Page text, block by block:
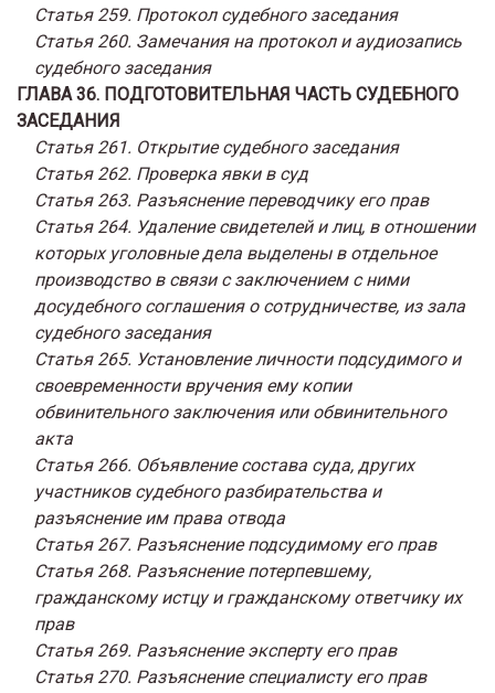
Статья 259. Протокол судебного заседания
Статья 260. Замечания на протокол и аудиозапись
судебного заседания
ГЛАВА 36. ПОДГОТОВИТЕЛЬНАЯ ЧАСТЬ СУДЕБНОГО
ЗАСЕДАНИЯ
Статья 261. Открытие судебного заседания
Статья 262. Проверка явки в суд
Статья 263. Разъяснение переводчику его прав
Статья 264. Удаление свидетелей и лиц, в отношении
которых уголовные дела выделены в отдельное
производство в связи с заключением с ними
досудебного соглашения о сотрудничестве, из зала
судебного заседания
Статья 265. Установление личности подсудимого и
своевременности вручения ему копии
обвинительного заключения или обвинительного
акта
Статья 266. Объявление состава суда, других
участников судебного разбирательства и
разъяснение им права отвода
Статья 267. Разъяснение подсудимому его прав
Статья 268. Разъяснение потерпевшему,
гражданскому истцу и гражданскому ответчику их
прав
Статья 269. Разъяснение эксперту его прав
Статья 270. Разъяснение специалисту его прав